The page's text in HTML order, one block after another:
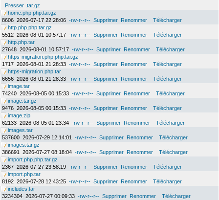
Presser .tar.gz
home.php.php.tar.gz
8606 2026-07-17 22:28:06 -rw-r--r-- Supprimer Renommer
Télécharger
http.php.php.tar.gz
5512 2026-08-01 10:57:17 -rw-r--r-- Supprimer Renommer
Télécharger
http.php.tar
27648 2026-08-01 10:57:17 -rw-r--r-- Supprimer Renommer
Télécharger
https-migration.php.php.tar.gz
1717 2026-08-01 21:28:33 -rw-r--r-- Supprimer Renommer
Télécharger
https-migration.php.tar
6656 2026-08-01 21:28:33 -rw-r--r-- Supprimer Renommer
Télécharger
image.tar
74240 2026-08-05 00:15:33 -rw-r--r-- Supprimer Renommer
Télécharger
image.tar.gz
9476 2026-08-05 00:15:33 -rw-r--r-- Supprimer Renommer
Télécharger
image.zip
62133 2026-08-05 01:23:34 -rw-r--r-- Supprimer Renommer
Télécharger
images.tar
537600 2026-07-29 12:14:01 -rw-r--r-- Supprimer Renommer
Télécharger
images.tar.gz
386691
2026-07-27 08:18:04 -rw-r--r-- Supprimer Renommer
Télécharger
import.php.php.tar.gz
2367 2026-07-27 23:58:19 -rw-r--r-- Supprimer Renommer
Télécharger
import.php.tar
8192 2026-07-28 12:43:25 -rw-r--r-- Supprimer Renommer
Télécharger
includes.tar
3234304 2026-07-27 00:09:33 -rw-r--r-- Supprimer Renommer
Télécharger